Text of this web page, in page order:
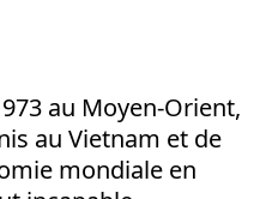
au Moyen-Orient,
au Vietnam et de
mondiale en